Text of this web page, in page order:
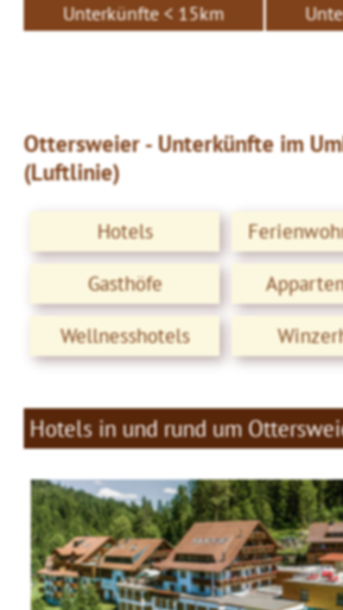
Unterkünfte < 15km
Ottersweier - Unterkünfte im
(Luftlinie)
Hotels
Gasthöfe
Wellnesshotels
Hotels in und rund um